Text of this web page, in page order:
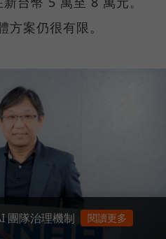
方案仍很有限。
團隊治理機制 閱讀更多